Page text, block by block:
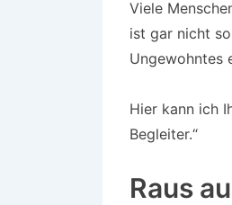
Viele
ist gar nicht
Ungewohntes
Hier kann ich
Begleiter.“
Raus